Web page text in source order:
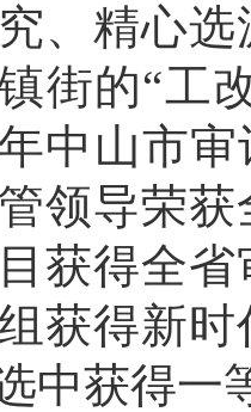
、精心
街的“工
中山市
领导荣
获得全
获得新
中获得一